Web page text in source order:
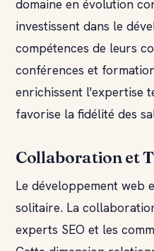
domaine en évolution
investissent dans le
compétences de leurs
conférences et
enrichissent l'expertise
favorise la fidélité des
Collaboration et
Le développement web
solitaire. La
experts SEO et les